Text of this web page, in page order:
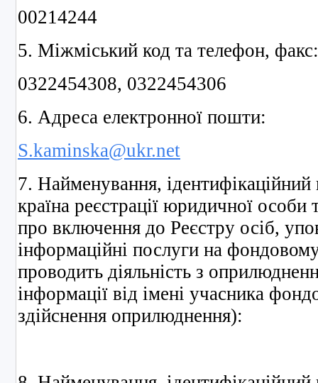
00214244
5. Міжміський код та телефон, факс:
0322454308, 0322454306
6. Адреса електронної пошти:
S.kaminska@ukr.net
7. Найменування,
країна реєстрації юридичної особи
про включення до Реєстру осіб,
інформаційні послуги на
проводить діяльність з
інформації від імені учасника
здійснення оприлюднення):